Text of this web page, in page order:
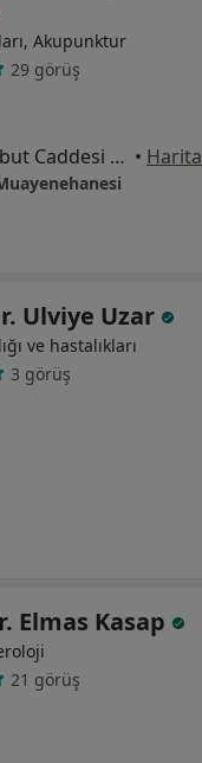
Akupunktur
29 görüş
Paşa Mahallesi, Mustafa Abut Caddesi Vefa Bey Apartmanı No:64/2, Manisa • Harita
Ulviye Uzar
ve hastalıkları
3 görüş
Elmas Kasap
21 görüş